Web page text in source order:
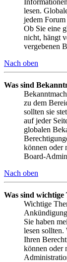
lesen.
jedem
Ob Sie eine
nicht, hängt
vergebenen
Nach oben
Was sind
zu dem
sollten sie
auf jeder
globalen
können oder
Board-
Nach oben
Was sind wichtige
Wichtige
Sie haben
lesen sollten.
Ihren
können oder